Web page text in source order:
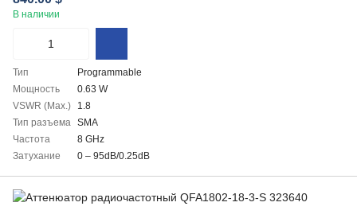
В наличии
Тип
Programmable
Мощность
0.63 W
VSWR (Max.)
1.8
Тип разъема SMA
Частота
8 GHz
Затухание
0 – 95dB/0.25dB